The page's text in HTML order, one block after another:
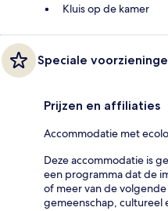
Kluis op de kamer
Speciale
Prijzen en affiliaties
Accommodatie met
Deze accommodatie is
een programma dat de
of meer van de
gemeenschap, cultureel